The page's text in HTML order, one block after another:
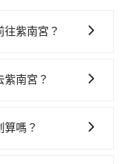
紫南宮？
站！不過從最早一
竹北市) 出發，步行
南宮？
），最重要的是你
嗎？